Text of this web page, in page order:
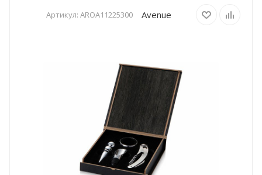
Артикул: AROA11225300 Avenue